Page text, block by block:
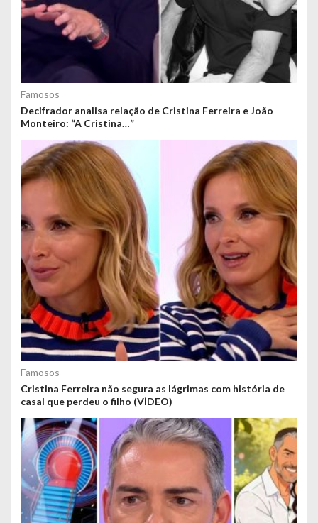
Famosos
Decifrador analisa relação de Cristina Ferreira e João
Monteiro: “A Cristina…”
Famosos
Cristina Ferreira não segura as lágrimas com história de
casal que perdeu o filho (VÍDEO)